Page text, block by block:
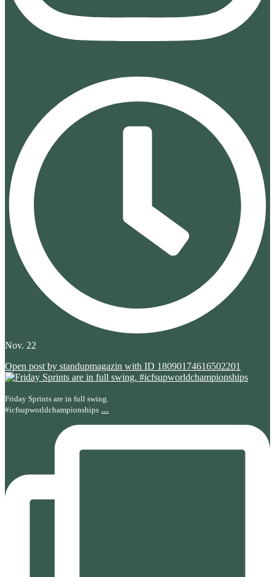
Nov. 22
Open post by standupmagazin with ID 18090174616502201
Friday Sprints are in full swing.
#icfsupworldchampionships ...